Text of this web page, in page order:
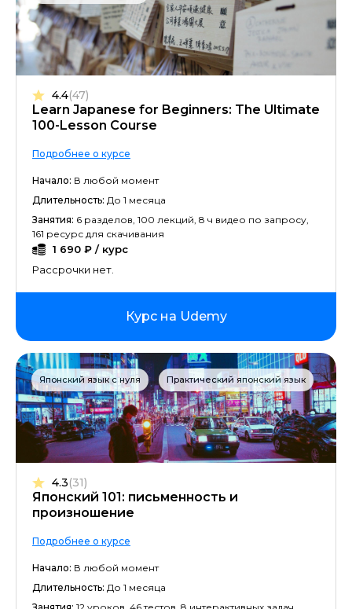
Learn Japanese for Beginners: The Ultimate
100-Lesson Course
4.4(47)
Подробнее о курсе
Начало: В любой момент
Длительность: До 1 месяца
Занятия: 6 разделов, 100 лекций, 8 ч видео по запросу,
161 ресурс для скачивания
1 690 ₽ / курс
Рассрочки нет.
Курс на Udemy
Японский язык с нуля Практический японский язык
Японский 101: письменность и
произношение
4.3(31)
Подробнее о курсе
Начало: В любой момент
Длительность: До 1 месяца